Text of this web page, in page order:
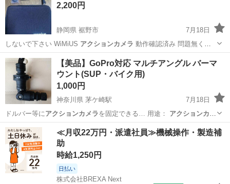
2,200円
静岡県 裾野市
7月18日
しないで下さい WiMiUS アクションカメラ 動作確認済み 問題無く使
用可…
静岡 裾野市 ビデオカメラ、ムービーカメラ WiMiUS
​【美品】GoPro対応 マルチアングル バーマ
ウント(SUP・バイク用)
1,000円
神奈川県 茅ケ崎駅
7月18日
ドルバー等にアクションカメラ を固定できる… ​用途： アクションカメ
ラ（GoPro… マウント #アクションカメラ#カメラホ…
神奈川 茅ヶ崎市 茅ケ崎駅 マリンスポーツ
≪月収22万円・派遣社員≫機械操作・製造補
助
時給1,250円
日払い
株式会社BREXA Next